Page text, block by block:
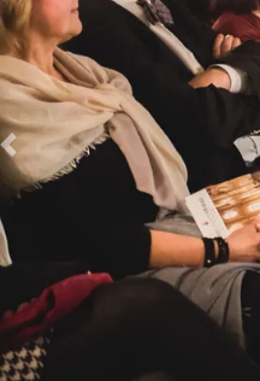
Previous